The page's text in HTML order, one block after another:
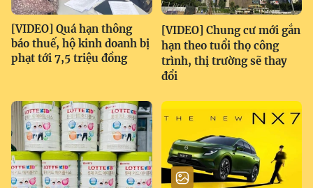
[VIDEO] Quá hạn thông
báo thuế, hộ kinh doanh bị
phạt tới 7,5 triệu đồng
[VIDEO] Chung cư mới gắn
hạn theo tuổi thọ công
trình, thị trường sẽ thay
đổi